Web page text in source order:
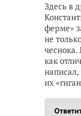
Здесь в
ферме»
не
как
их